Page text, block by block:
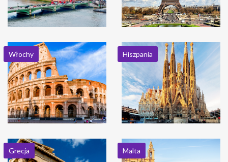
Włochy Hiszpania
Grecja Malta